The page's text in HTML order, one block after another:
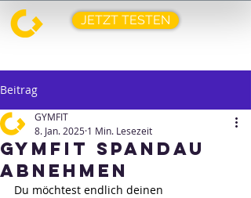
JETZT TESTEN
Beitrag
GYMFIT SPANDAU
ABNEHMEN
GYMFIT
8. Jan. 2025 1 Min. Lesezeit
Du möchtest endlich deinen